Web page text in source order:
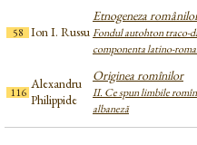
58 Ion I. Russu
Etnogeneza
Fondul autohton traco-
componenta latino-
116
Alexandru
Philippide
Originea romînilor
II. Ce spun limbile
albaneză